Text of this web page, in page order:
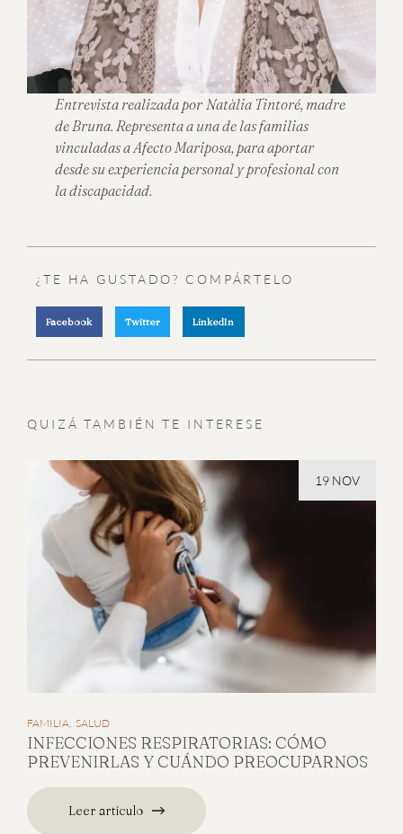
Entrevista realizada por Natàlia Tintoré, madre
de Bruna. Representa a una de las familias
vinculadas a Afecto Mariposa, para aportar
desde su experiencia personal y profesional con
la discapacidad.
¿TE HA GUSTADO? COMPÁRTELO
Facebook Twitter LinkedIn
QUIZÁ TAMBIÉN TE INTERESE
19 NOV
FAMILIA SALUD
INFECCIONES RESPIRATORIAS: CÓMO
PREVENIRLAS Y CUÁNDO PREOCUPARNOS
Leer artículo